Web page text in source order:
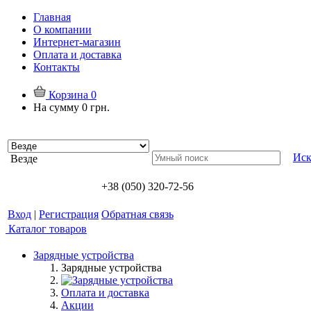
Главная
О компании
Интернет-магазин
Оплата и доставка
Контакты
Корзина 0
На сумму 0 грн.
Везде
+38 (050) 320-72-56
Вход | Регистрация Обратная связь
Каталог товаров
Зарядные устройства
Зарядные устройства
Оплата и доставка
Акции